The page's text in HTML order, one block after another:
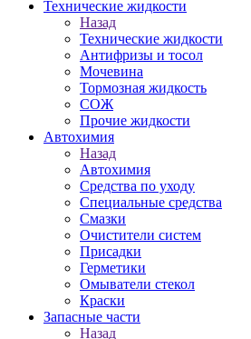
Технические жидкости
Назад
Технические жидкости
Антифризы и тосол
Мочевина
Тормозная жидкость
СОЖ
Прочие жидкости
Автохимия
Назад
Автохимия
Средства по уходу
Специальные средства
Смазки
Очистители систем
Присадки
Герметики
Омыватели стекол
Краски
Запасные части
Назад